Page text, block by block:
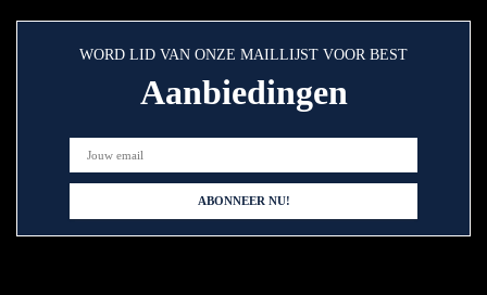
WORD LID VAN ONZE MAILLIJST VOOR BEST
Aanbiedingen